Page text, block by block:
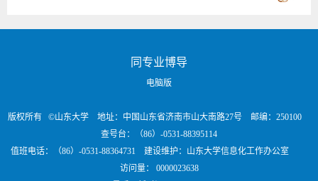
同专业博导
电脑版
版权所有 ©山东大学 地址：中国山东省济南市山大南路27号 邮编：250100
查号台：（86）-0531-88395114
值班电话：（86）-0531-88364731 建设维护：山东大学信息化工作办公室
访问量： 0000023638